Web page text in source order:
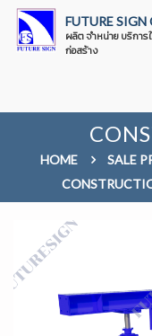
FUTURE SIGN
ผลิต จำหน่าย บริกา
ก่อสร้าง
HOME SALE